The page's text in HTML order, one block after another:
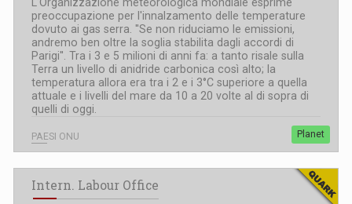
preoccupazione per l'innalzamento delle temperature
dovuto ai gas serra. ''Se non riduciamo le emissioni,
andremo ben oltre la soglia stabilita dagli accordi di
Parigi''. Tra i 3 e 5 milioni di anni fa: a tanto risale sulla
Terra un livello di anidride carbonica così alto; la
temperatura allora era tra i 2 e i 3°C superiore a quella
attuale e i livelli del mare da 10 a 20 volte al di sopra di
quelli di oggi.
PAESI ONU Planet
Intern. Labour Office